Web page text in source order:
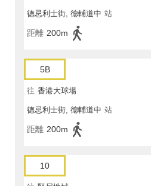
德忌利士街, 德輔道中 站
距離 200m
5B
往 香港大球場
德忌利士街, 德輔道中 站
距離 200m
10